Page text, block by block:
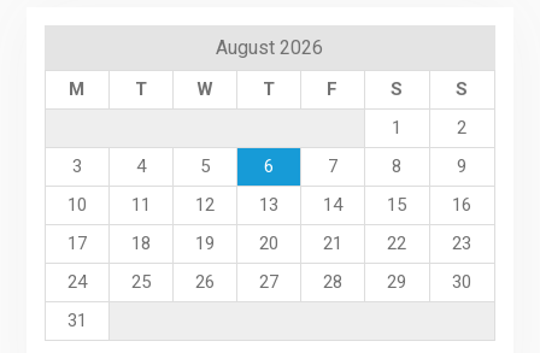
August 2026
M T W T F S
S
1
2
3
4 5 6 7 8
9
10
11 12 13 14 15
16
17
18 19 20 21 22
23
24
25 26 27 28 29
30
31